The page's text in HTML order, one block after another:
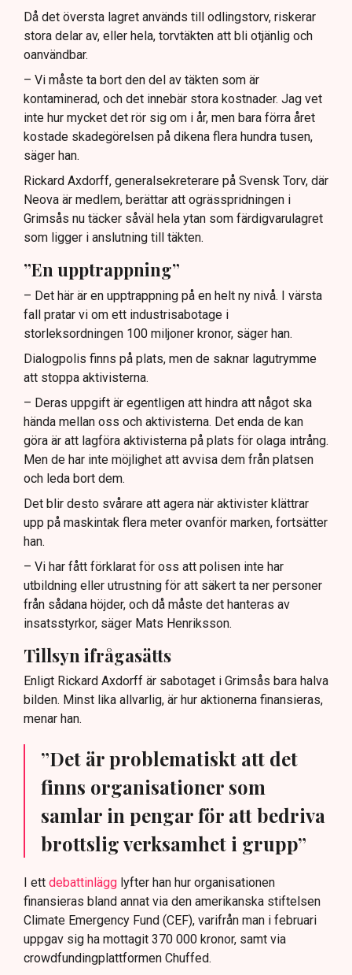
Då det översta lagret används till odlingstorv, riskerar
stora delar av, eller hela, torvtäkten att bli otjänlig och
oanvändbar.
– Vi måste ta bort den del av täkten som är
kontaminerad, och det innebär stora kostnader. Jag vet
inte hur mycket det rör sig om i år, men bara förra året
kostade skadegörelsen på dikena flera hundra tusen,
säger han.
Rickard Axdorff, generalsekreterare på Svensk Torv, där
Neova är medlem, berättar att ogrässpridningen i
Grimsås nu täcker såväl hela ytan som färdigvarulagret
som ligger i anslutning till täkten.
”En upptrappning”
– Det här är en upptrappning på en helt ny nivå. I värsta
fall pratar vi om ett industrisabotage i
storleksordningen 100 miljoner kronor, säger han.
Dialogpolis finns på plats, men de saknar lagutrymme
att stoppa aktivisterna.
– Deras uppgift är egentligen att hindra att något ska
hända mellan oss och aktivisterna. Det enda de kan
göra är att lagföra aktivisterna på plats för olaga intrång.
Men de har inte möjlighet att avvisa dem från platsen
och leda bort dem.
Det blir desto svårare att agera när aktivister klättrar
upp på maskintak flera meter ovanför marken, fortsätter
han.
– Vi har fått förklarat för oss att polisen inte har
utbildning eller utrustning för att säkert ta ner personer
från sådana höjder, och då måste det hanteras av
insatsstyrkor, säger Mats Henriksson.
Tillsyn ifrågasätts
Enligt Rickard Axdorff är sabotaget i Grimsås bara halva
bilden. Minst lika allvarlig, är hur aktionerna finansieras,
menar han.
”Det är problematiskt att det
finns organisationer som
samlar in pengar för att bedriva
brottslig verksamhet i grupp”
I ett debattinlägg lyfter han hur organisationen
finansieras bland annat via den amerikanska stiftelsen
Climate Emergency Fund (CEF), varifrån man i februari
uppgav sig ha mottagit 370 000 kronor, samt via
crowdfundingplattformen Chuffed.